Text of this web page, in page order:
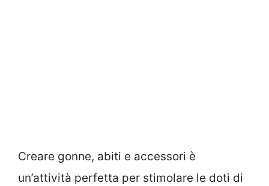
Creare gonne, abiti e accessori è
un’attività perfetta per stimolare le doti di